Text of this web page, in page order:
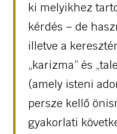
ki melyikhez
kérdés – de
illetve a
„karizma” és
(amely isteni
persze kellő
gyakorlati